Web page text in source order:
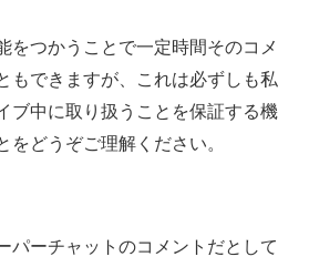
をつかうことで一定時間そのコメ
もできますが、これは必ずしも私
ブ中に取り扱うことを保証する機
をどうぞご理解ください。
パーチャットのコメントだとして